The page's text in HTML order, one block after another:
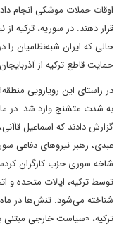
اوقات حملات موشکی انجام
قرار دهند. در سوریه، ترکیه
حالی که ایران شبه‌نظامیان را
حمایت قاطع ترکیه از
به شدت متشنج وارد شد. در ماه
گزارش دادند که اسماعیل
توسط ترکیه، ایالات متحده و
شناخته می‌شود. تنش‌ها در ماه
ترکیه، «سیاست خارجی مبتنی